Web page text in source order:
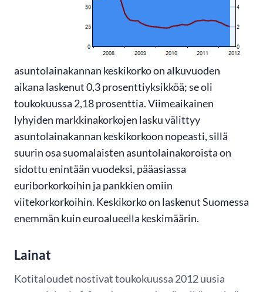
asuntolainakannan keskikorko on alkuvuoden
aikana laskenut 0,3 prosenttiyksikköä; se oli
toukokuussa 2,18 prosenttia. Viimeaikainen
lyhyiden markkinakorkojen lasku välittyy
asuntolainakannan keskikorkoon nopeasti, sillä
suurin osa suomalaisten asuntolainakoroista on
sidottu enintään vuodeksi, pääasiassa
euriborkorkoihin ja pankkien omiin
viitekorkorkoihin. Keskikorko on laskenut Suomessa
enemmän kuin euroalueella keskimäärin.
Lainat
Kotitaloudet nostivat toukokuussa 2012 uusia